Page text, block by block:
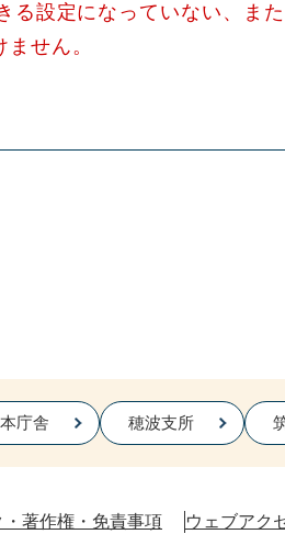
る設定になっていない、ま
せん。
庁舎 穂波支所
・著作権・免責事項 ウェブアク